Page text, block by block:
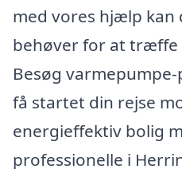
med vores hjælp kan
behøver for at træffe
Besøg
få startet din rejse
energieffektiv bolig
professionelle i